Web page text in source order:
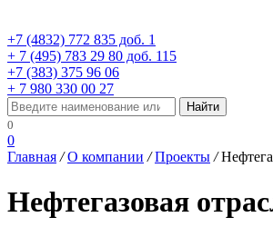
+7 (4832) 772 835 доб. 1
+ 7 (495) 783 29 80 доб. 115
+7 (383) 375 96 06
+ 7 980 330 00 27
0
0
Главная / О компании / Проекты /
Нефтегазовая